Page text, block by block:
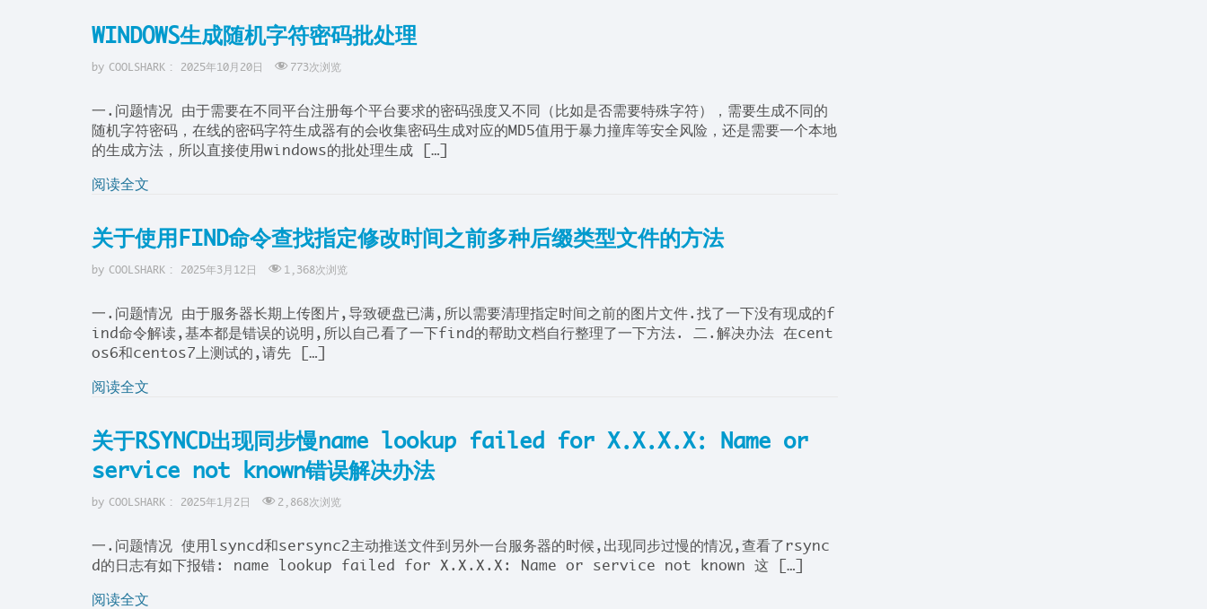
WINDOWS生成随机字符密码批处理
by COOLSHARK : 2025年10月20日 773次浏览
一.问题情况 由于需要在不同平台注册每个平台要求的密码强度又不同（比如是否需要特殊字符），需要生成不同的
随机字符密码，在线的密码字符生成器有的会收集密码生成对应的MD5值用于暴力撞库等安全风险，还是需要一个本地
的生成方法，所以直接使用windows的批处理生成 […]
阅读全文
关于使用FIND命令查找指定修改时间之前多种后缀类型文件的方法
by COOLSHARK : 2025年3月12日 1,368次浏览
一.问题情况 由于服务器长期上传图片,导致硬盘已满,所以需要清理指定时间之前的图片文件.找了一下没有现成的f
ind命令解读,基本都是错误的说明,所以自己看了一下find的帮助文档自行整理了一下方法. 二.解决办法 在cent
os6和centos7上测试的,请先 […]
阅读全文
关于RSYNCD出现同步慢name lookup failed for X.X.X.X: Name or
service not known错误解决办法
by COOLSHARK : 2025年1月2日 2,868次浏览
一.问题情况 使用lsyncd和sersync2主动推送文件到另外一台服务器的时候,出现同步过慢的情况,查看了rsync
d的日志有如下报错: name lookup failed for X.X.X.X: Name or service not known 这 […]
阅读全文